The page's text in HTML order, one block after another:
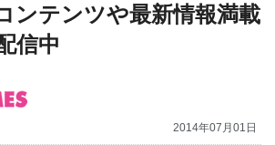
採用情報
お問い合わせ
ンテンツや最新情報満載
信中
2014年07月01日